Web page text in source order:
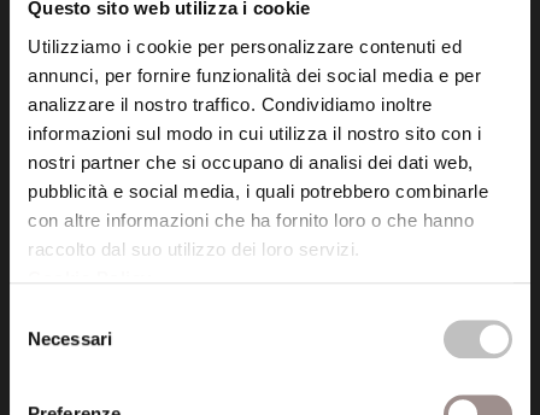
Questo sito web utilizza i cookie
Utilizziamo i cookie per personalizzare contenuti ed
annunci, per fornire funzionalità dei social media e per
analizzare il nostro traffico. Condividiamo inoltre
informazioni sul modo in cui utilizza il nostro sito con i
nostri partner che si occupano di analisi dei dati web,
pubblicità e social media, i quali potrebbero combinarle
con altre informazioni che ha fornito loro o che hanno
raccolto dal suo utilizzo dei loro servizi.
delNecessari
Posta certificata (PEC)
fondazionecollegiosancarlo@legalmail.it
Seguici
Amministrazione trasparente